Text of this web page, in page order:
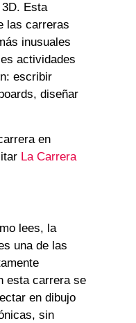
Esta
las carreras
inusuales
actividades
escribir
diseñar
en
La Carrera
lees, la
una de las
esta carrera se
en dibujo
sin